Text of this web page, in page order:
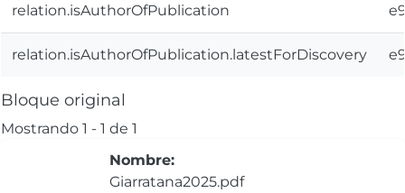
relation.isAuthorOfPublication
relation.isAuthorOfPublication.latestForDiscovery
Bloque original
Mostrando 1 - 1 de 1
Nombre:
Giarratana2025.pdf